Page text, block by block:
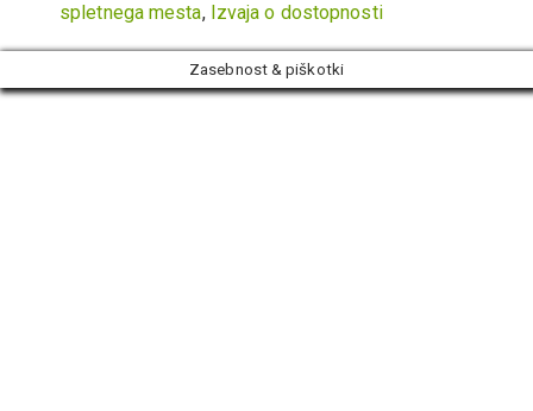
spletnega mesta, Izvaja o dostopnosti
Zasebnost & piškotki